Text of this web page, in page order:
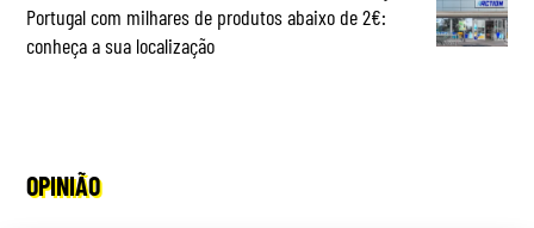
Portugal com milhares de produtos abaixo de 2€:
conheça a sua localização
OPINIÃO